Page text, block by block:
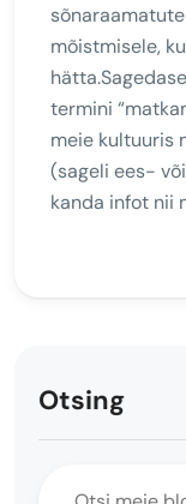
mõistmisele,
termini
meie kultuuris
(sageli ees-
kanda infot nii
Otsing